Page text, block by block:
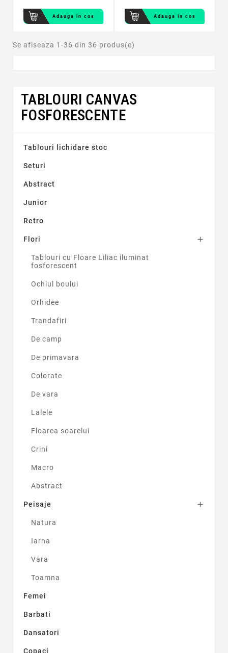
Adauga in cos Adauga in cos
Se afiseaza 1-36 din 36 produs(e)
TABLOURI CANVAS
FOSFORESCENTE
Tablouri lichidare stoc
Seturi
Abstract
Junior
Retro
Flori 
Tablouri cu Floare Liliac iluminat
fosforescent
Ochiul boului
Orhidee
Trandafiri
De camp
De primavara
Colorate
De vara
Lalele
Floarea soarelui
Crini
Macro
Abstract
Peisaje 
Natura
Iarna
Vara
Toamna
Femei
Barbati
Dansatori
Copaci